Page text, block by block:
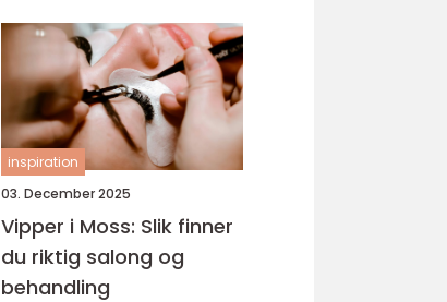
inspiration
03. December 2025
Vipper i Moss: Slik finner
du riktig salong og
behandling